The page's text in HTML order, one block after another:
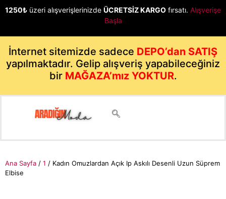
1250₺ üzeri alışverişlerinizde ÜCRETSİZ KARGO fırsatı. Alışverişe
Başla
İnternet sitemizde sadece DEPO’dan SATIŞ
yapılmaktadır. Gelip alışveriş yapabileceğiniz
bir MAĞAZA’mız YOKTUR.
Ana Sayfa / 1 / Kadın Omuzlardan Açık Ip Askılı Desenli Uzun Süprem
Elbise